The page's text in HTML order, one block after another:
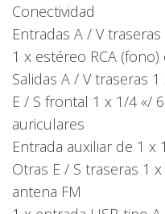
Conectividad
Entradas A / V
1 x estéreo RCA
Salidas A / V traseras
E / S frontal 1 x 1/4 «/
auriculares
Entrada auxiliar de 1 x
Otras E / S traseras 1
antena FM